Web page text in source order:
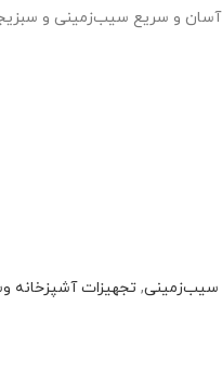
و سریع سیب‌زمینی و
سیب‌زمینی, تجهیزات آشپزخانه